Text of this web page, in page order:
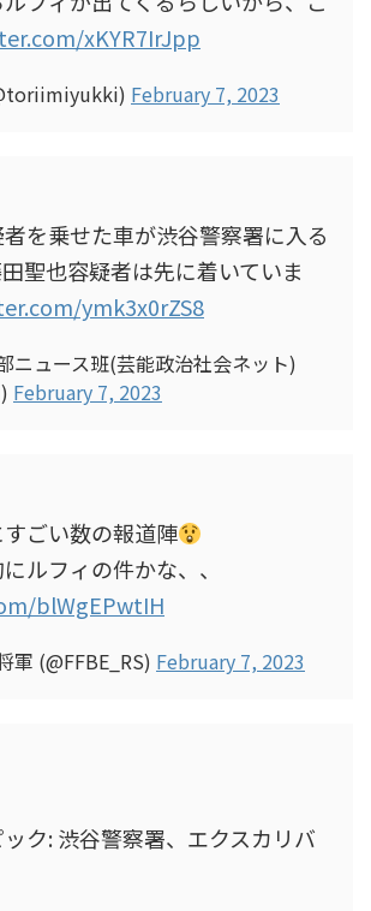
xKYR7IrJpp
February 7, 2023
を乗せた車が渋谷警察署に入る
聖也容疑者は先に着いていま
ymk3x0rZS8
ニュース班(芸能政治社会ネット)
February 7, 2023
ごい数の報道陣
ルフィの件かな、、
blWgEPwtIH
(@FFBE_RS) February 7, 2023
ク: 渋谷警察署、エクスカリバ